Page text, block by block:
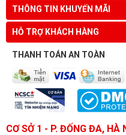
THÔNG TIN KHUYẾN MÃI
HỖ TRỢ KHÁCH HÀNG
THANH TOÁN AN TOÀN
CƠ SỞ 1 - P. ĐỐNG ĐA, HÀ